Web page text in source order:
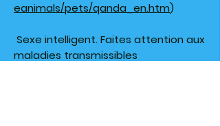
eanimals/pets/qanda_en.htm)
Sexe intelligent. Faites attention aux
maladies transmissibles